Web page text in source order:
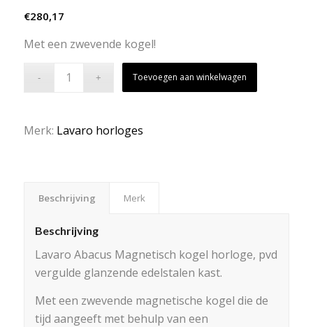
€280,17
Met een zwevende kogel!
Toevoegen aan winkelwagen
Merk: Lavaro horloges
Beschrijving Merk
Beschrijving
Lavaro Abacus Magnetisch kogel horloge, pvd
vergulde glanzende edelstalen kast.
Met een zwevende magnetische kogel die de
tijd aangeeft met behulp van een